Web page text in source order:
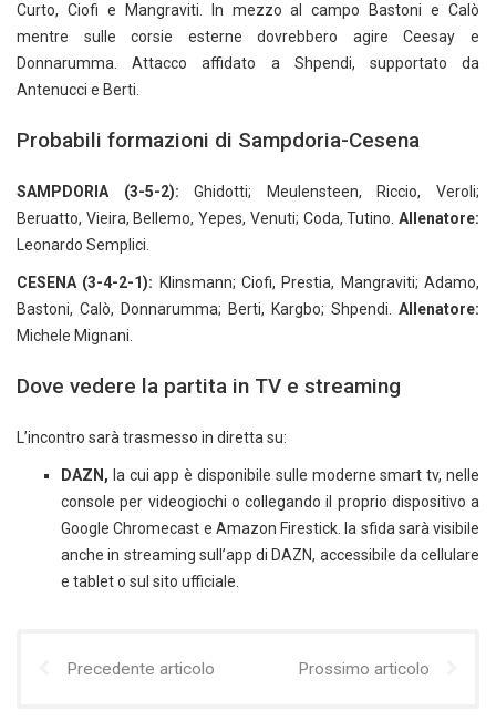
Curto, Ciofi e Mangraviti. In mezzo al campo Bastoni e Calò
mentre sulle corsie esterne dovrebbero agire Ceesay e
Donnarumma. Attacco affidato a Shpendi, supportato da
Antenucci e Berti.
Probabili formazioni di Sampdoria-Cesena
SAMPDORIA (3-5-2): Ghidotti; Meulensteen, Riccio, Veroli;
Beruatto, Vieira, Bellemo, Yepes, Venuti; Coda, Tutino. Allenatore:
Leonardo Semplici.
CESENA (3-4-2-1): Klinsmann; Ciofi, Prestia, Mangraviti; Adamo,
Bastoni, Calò, Donnarumma; Berti, Kargbo; Shpendi. Allenatore:
Michele Mignani.
Dove vedere la partita in TV e streaming
L’incontro sarà trasmesso in diretta su:
DAZN, la cui app è disponibile sulle moderne smart tv, nelle
console per videogiochi o collegando il proprio dispositivo a
Google Chromecast e Amazon Firestick. la sfida sarà visibile
anche in streaming sull’app di DAZN, accessibile da cellulare
e tablet o sul sito ufficiale.
Precedente articolo Prossimo articolo